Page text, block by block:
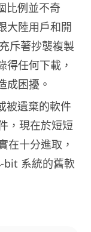
比例並不奇
大陸用戶和開
斥著抄襲複製
得任何下載，
成困擾。
被遺棄的軟件
，現在於短短
在十分進取，
bit 系統的舊軟